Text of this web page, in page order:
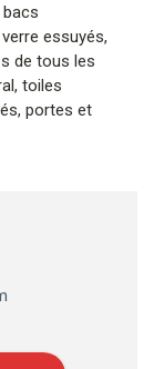
essuyés,
de tous les
toiles
portes et